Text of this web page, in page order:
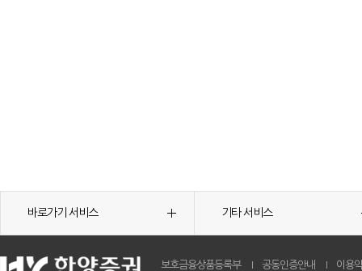
바로가기 서비스 기타 서비스
보호금융상품등록부 공동인증안내 이용